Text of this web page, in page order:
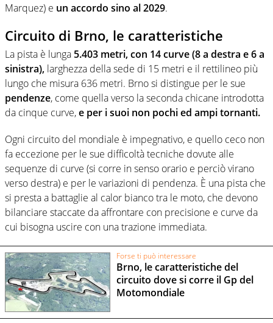
Marquez) e un accordo sino al 2029.
Circuito di Brno, le caratteristiche
La pista è lunga 5.403 metri, con 14 curve (8 a destra e 6 a
sinistra), larghezza della sede di 15 metri e il rettilineo più
lungo che misura 636 metri. Brno si distingue per le sue
pendenze, come quella verso la seconda chicane introdotta
da cinque curve,e per i suoi non pochi ed ampi tornanti.
Ogni circuito del mondiale è impegnativo, e quello ceco non
fa eccezione per le sue difficoltà tecniche dovute alle
sequenze di curve (si corre in senso orario e perciò virano
verso destra) e per le variazioni di pendenza. È una pista che
si presta a battaglie al calor bianco tra le moto, che devono
bilanciare staccate da affrontare con precisione e curve da
cui bisogna uscire con una trazione immediata.
Forse ti può interessare
Brno, le caratteristiche del
circuito dove si corre il Gp del
Motomondiale